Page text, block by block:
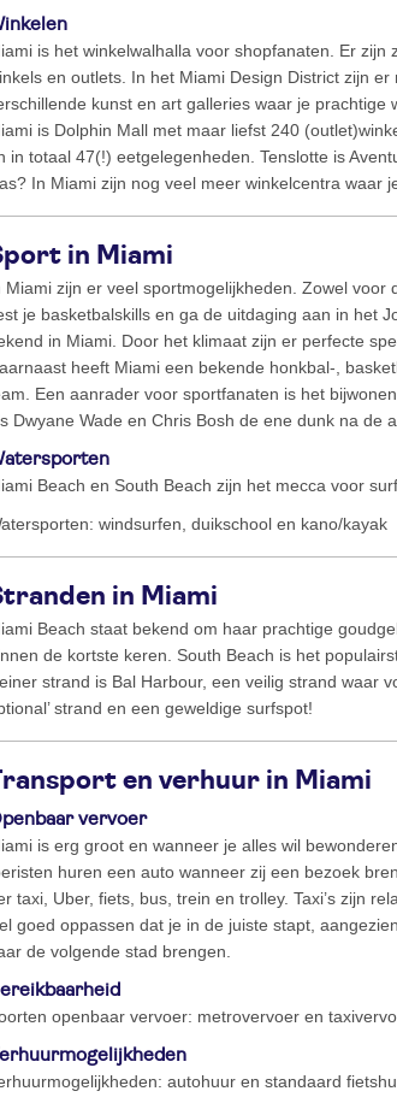
is het winkelwalhalla voor shopfanaten. Er
en outlets. In het Miami Design District zijn
kunst en art galleries waar je
is Dolphin Mall met maar liefst 240
in totaal 47(!) eetgelegenheden. Tenslotte is
In Miami zijn nog veel meer winkelcentra waar
in Miami
Miami zijn er veel sportmogelijkheden. Zowel voor
je basketbalskills en ga de uitdaging aan in het
in Miami. Door het klimaat zijn er perfecte
heeft Miami een bekende honkbal-,
Een aanrader voor sportfanaten is het
Dwyane Wade en Chris Bosh de ene dunk na de
Beach en South Beach zijn het mecca voor
windsurfen, duikschool en kano/kayak
in Miami
Beach staat bekend om haar prachtige
de kortste keren. South Beach is het
strand is Bal Harbour, een veilig strand waar
strand en een geweldige surfspot!
en verhuur in Miami
vervoer
is erg groot en wanneer je alles wil
huren een auto wanneer zij een bezoek
taxi, Uber, fiets, bus, trein en trolley. Taxi’s zijn
goed oppassen dat je in de juiste stapt,
de volgende stad brengen.
openbaar vervoer: metrovervoer en
autohuur en standaard